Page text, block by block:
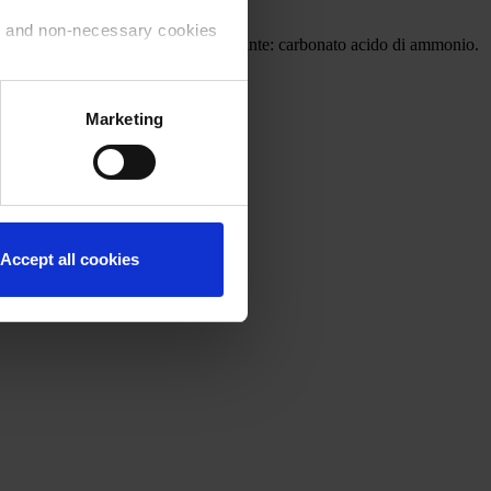
non-necessary cookies
of the cookies that you
Marketing
Accept all cookies
sale, aromi naturali, agente lievitante: carbonato acido di ammonio.